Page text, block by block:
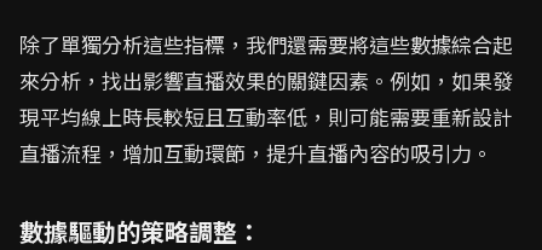
除了單獨分析這些指標，我們還需要將這些數據綜合起
來分析，找出影響直播效果的關鍵因素。例如，如果發
現平均線上時長較短且互動率低，則可能需要重新設計
直播流程，增加互動環節，提升直播內容的吸引力。
數據驅動的策略調整：